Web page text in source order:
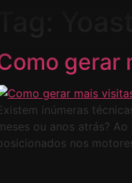
gerar
inúmeras
ou anos atrás?
nos